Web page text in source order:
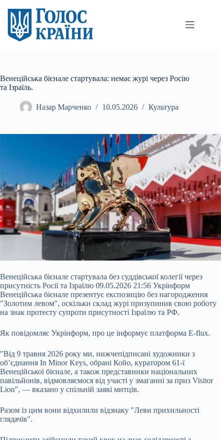
вмісту
Венеційська бієнале стартувала: немає журі через Росію
та Ізраїль.
Назар Марченко 10.05.2026 Культура
Венеційська бієнале стартувала без суддівської колегії через
присутність Росії та Ізраїлю 09.05.2026 21:56 Укрінформ
Венеційська бієнале презентує експозицію без нагородження
"Золотим левом", оскільки склад журі призупинив свою роботу
на знак протесту супроти присутності Ізраїлю та РФ.
Як повідомляє Укрінформ, про це інформує платформа E-flux.
"Від 9 травня 2026 року ми, нижчепідписані художники з
об’єднання In Minor Keys, обрані Койо, куратором 61-ї
Венеційської бієнале, а також представники національних
павільйонів, відмовляємося від участі у змаганні за приз Visitor
Lion", — вказано у спільній заяві митців.
Разом із цим вони відхилили відзнаку "Леви прихильності
глядачів".